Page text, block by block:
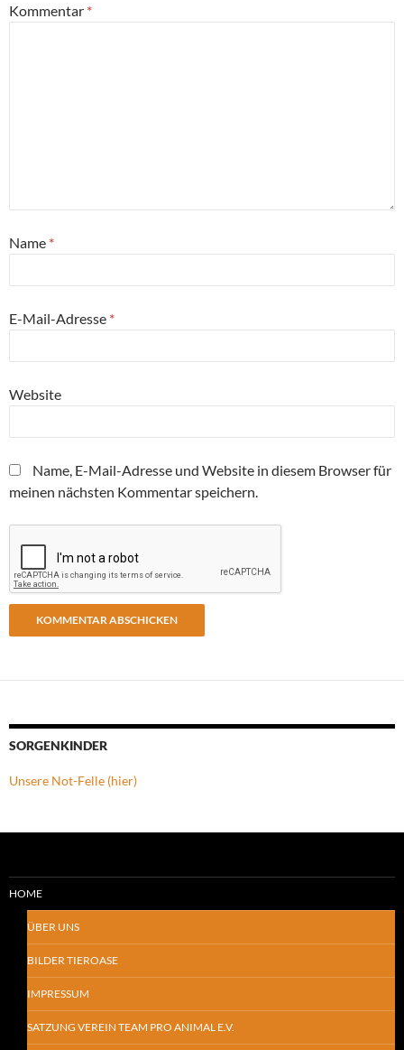
Kommentar *
Name *
E-Mail-Adresse *
Website
Name, E-Mail-Adresse und Website in diesem Browser für
meinen nächsten Kommentar speichern.
SORGENKINDER
Unsere Not-Felle (hier)
HOME
ÜBER UNS
BILDER TIEROASE
IMPRESSUM
SATZUNG VEREIN TEAM PRO ANIMAL E.V.